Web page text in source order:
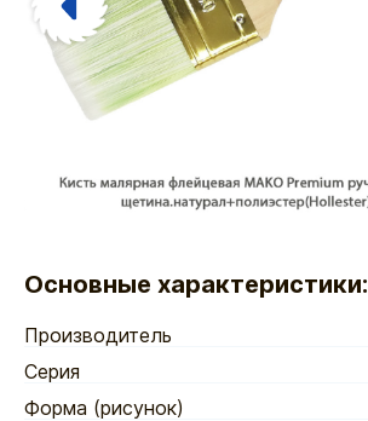
Основные характеристики:
Производитель
Серия
Форма (рисунок)